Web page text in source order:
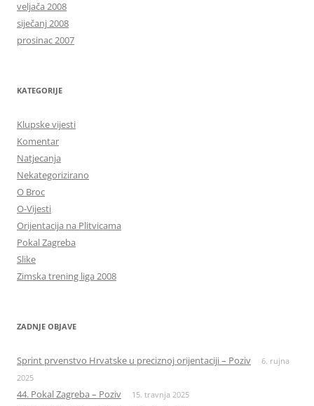
veljača 2008
siječanj 2008
prosinac 2007
KATEGORIJE
Klupske vijesti
Komentar
Natjecanja
Nekategorizirano
O Broc
O-Vijesti
Orijentacija na Plitvicama
Pokal Zagreba
Slike
Zimska trening liga 2008
ZADNJE OBJAVE
Sprint prvenstvo Hrvatske u preciznoj orijentaciji – Poziv
6. rujna
2025
44. Pokal Zagreba – Poziv 15. travnja 2025